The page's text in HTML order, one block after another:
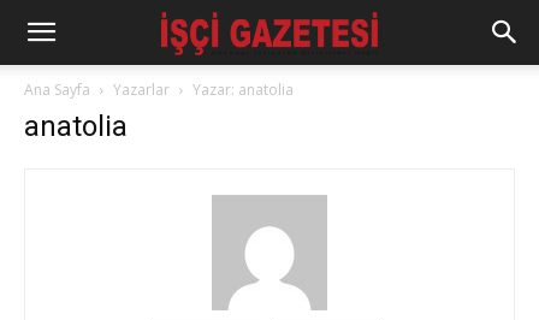
Ana Sayfa Yazarlar Yazar: anatolia
anatolia